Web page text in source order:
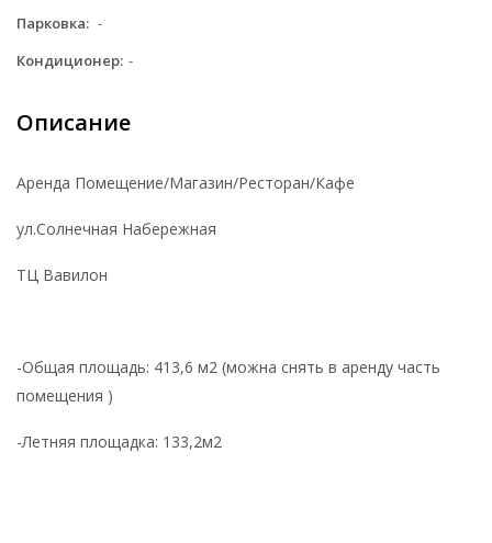
Парковка: -
Кондиционер: -
Описание
Аренда Помещение/Магазин/Ресторан/Кафе
ул.Солнечная Набережная
ТЦ Вавилон
-Общая площадь: 413,6 м2 (можна снять в аренду часть
помещения )
-Летняя площадка: 133,2м2